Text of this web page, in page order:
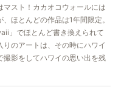
スト！カカオコウォールには
ほとんどの作品は1年間限定。
」でほとんど書き換えられて
のアートは、その時にハワイ
撮影をしてハワイの思い出を残